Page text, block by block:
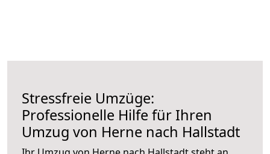
Stressfreie Umzüge:
Professionelle Hilfe für Ihren
Umzug von Herne nach Hallstadt